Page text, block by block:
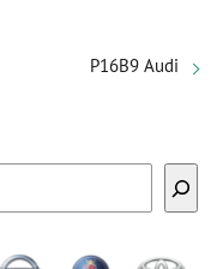
P16B9 Audi